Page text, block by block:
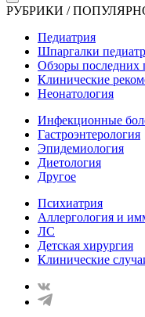
РУБРИКИ /
Педиатрия
Шпаргалки
Обзоры последних
Клинические
Неонатология
Инфекционные
Гастроэнтерология
Эпидемиология
Диетология
Другое
Психиатрия
Аллергология и
ЛС
Детская хирургия
Клинические